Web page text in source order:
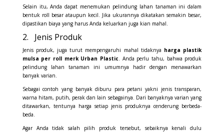
Selain itu, Anda dapat menemukan pelindung lahan tanaman ini dalam
bentuk roll besar ataupun kecil. Jika ukurannya dikatakan semakin besar,
dipastikan biaya yang harus Anda keluarkan juga kian mahal.
2. Jenis Produk
Jenis produk, juga turut mempengaruhi mahal tidaknya harga plastik
mulsa per roll merk Urban Plastic. Anda perlu tahu, bahwa produk
pelindung lahan tanaman ini umumnya hadir dengan menawarkan
banyak varian.
Sebagai contoh yang banyak diburu para petani yakni jenis transparan,
warna hitam, putih, perak dan lain sebagainya. Dari banyaknya varian yang
ditawarkan, tentunya harga setiap jenis produknya cenderung berbeda-
beda.
Agar Anda tidak salah pilih produk tersebut, sebaiknya kenali dulu